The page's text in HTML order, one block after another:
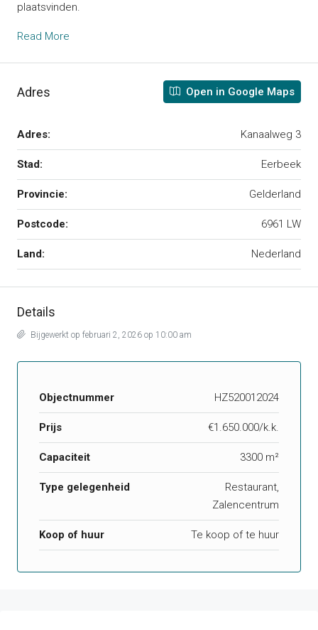
plaatsvinden.
Read More
Adres Open in Google Maps
Adres: Kanaalweg 3
Stad: Eerbeek
Provincie: Gelderland
Postcode: 6961 LW
Land: Nederland
Details
Bijgewerkt op februari 2, 2026 op 10:00 am
Objectnummer HZ520012024
Prijs €1.650.000/k.k.
Capaciteit 3300 m²
Type gelegenheid
Restaurant,
Zalencentrum
Koop of huur Te koop of te huur